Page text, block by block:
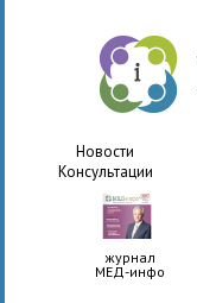
Новости
Консультации
журнал
МЕД-инфо